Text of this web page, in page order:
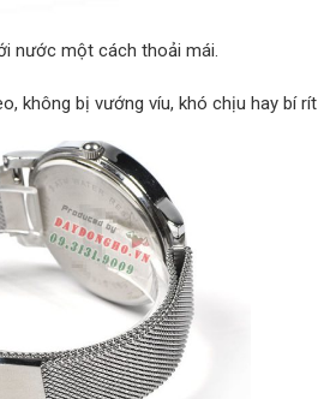
nước một cách thoải mái.
không bị vướng víu, khó chịu hay bí rít